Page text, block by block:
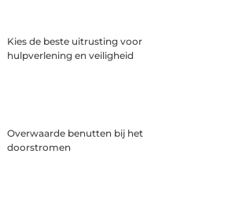
Kies de beste uitrusting voor
hulpverlening en veiligheid
Overwaarde benutten bij het
doorstromen